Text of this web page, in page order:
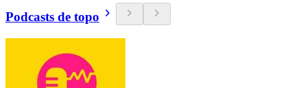
Podcasts de topo